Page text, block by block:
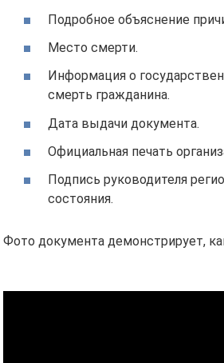
Подробное объяснение
Место смерти.
Информация о
смерть гражданина.
Дата выдачи документа.
Официальная печать
Подпись руководителя
состояния.
Фото документа демонстрирует,